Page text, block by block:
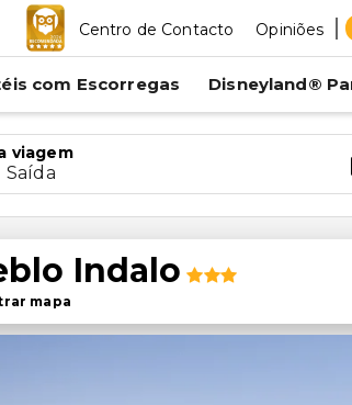
Centro de Contacto Opiniões
com Escorregas Disneyland®
viagem
Saída
Indalo
mapa